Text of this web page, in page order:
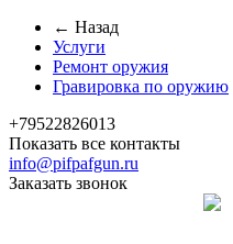
← Назад
Услуги
Ремонт оружия
Гравировка по оружию
+79522826013
Показать все контакты
info@pifpafgun.ru
Заказать звонок